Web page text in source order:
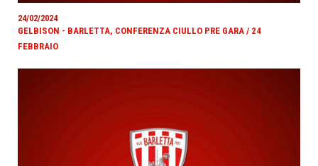
24/02/2024
GELBISON - BARLETTA, CONFERENZA CIULLO PRE GARA / 24
FEBBRAIO